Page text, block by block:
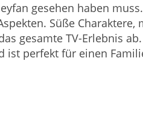
gesehen haben
Süße
gesamte TV-Erlebnis
ist perfekt für einen